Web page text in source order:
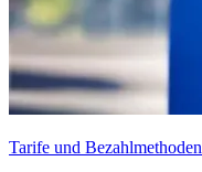
Tarife und Bezahlmethoden